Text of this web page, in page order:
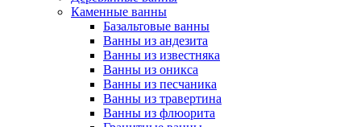
Каменные ванны
Базальтовые ванны
Ванны из андезита
Ванны из известняка
Ванны из оникса
Ванны из песчаника
Ванны из травертина
Ванны из флюорита